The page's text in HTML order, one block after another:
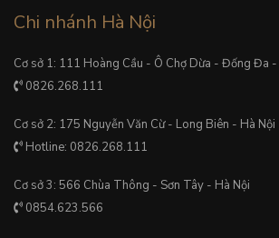
Chi nhánh Hà Nội
Cơ sở 1: 111 Hoàng Cầu - Ô Chợ Dừa - Đống Đa -
0826.268.111
Cơ sở 2: 175 Nguyễn Văn Cừ - Long Biên - Hà Nội
Hotline: 0826.268.111
Cơ sở 3: 566 Chùa Thông - Sơn Tây - Hà Nội
0854.623.566